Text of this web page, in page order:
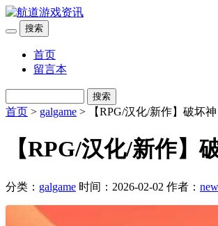
搜索
首页
留言本
搜索
首页 > galgame > 【RPG/汉化/新作】破坏
【RPG/汉化/新作】
分类： galgame 时间：2026-02-02 作者：